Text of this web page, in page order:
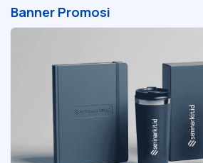
Banner Promosi